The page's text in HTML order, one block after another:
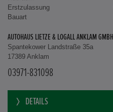
Erstzulassung
Bauart
AUTOHAUS LIETZE & LOGALL ANKLAM GMBH
Spantekower Landstraße 35a
17389 Anklam
03971-831098
DETAILS